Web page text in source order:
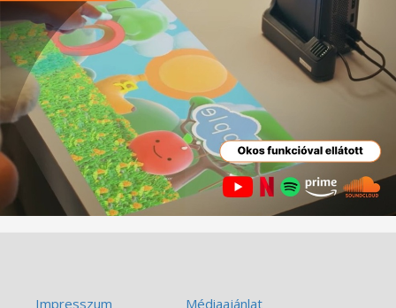
Impresszum Médiaajánlat